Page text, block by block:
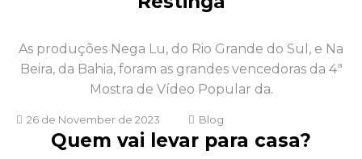
As produções Nega Lu, do Rio Grande do Sul, e Na
Beira, da Bahia, foram as grandes vencedoras da 4ª
Mostra de Vídeo Popular da.
26 de November de 2023 Blog
Quem vai levar para casa?